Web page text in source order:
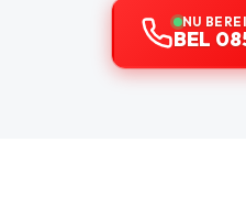
NU
BEL